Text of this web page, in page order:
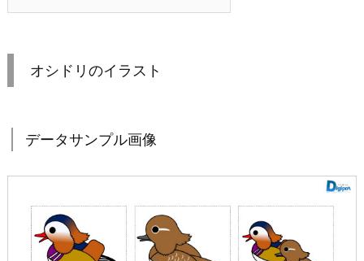
オシドリのイラスト
データサンプル画像